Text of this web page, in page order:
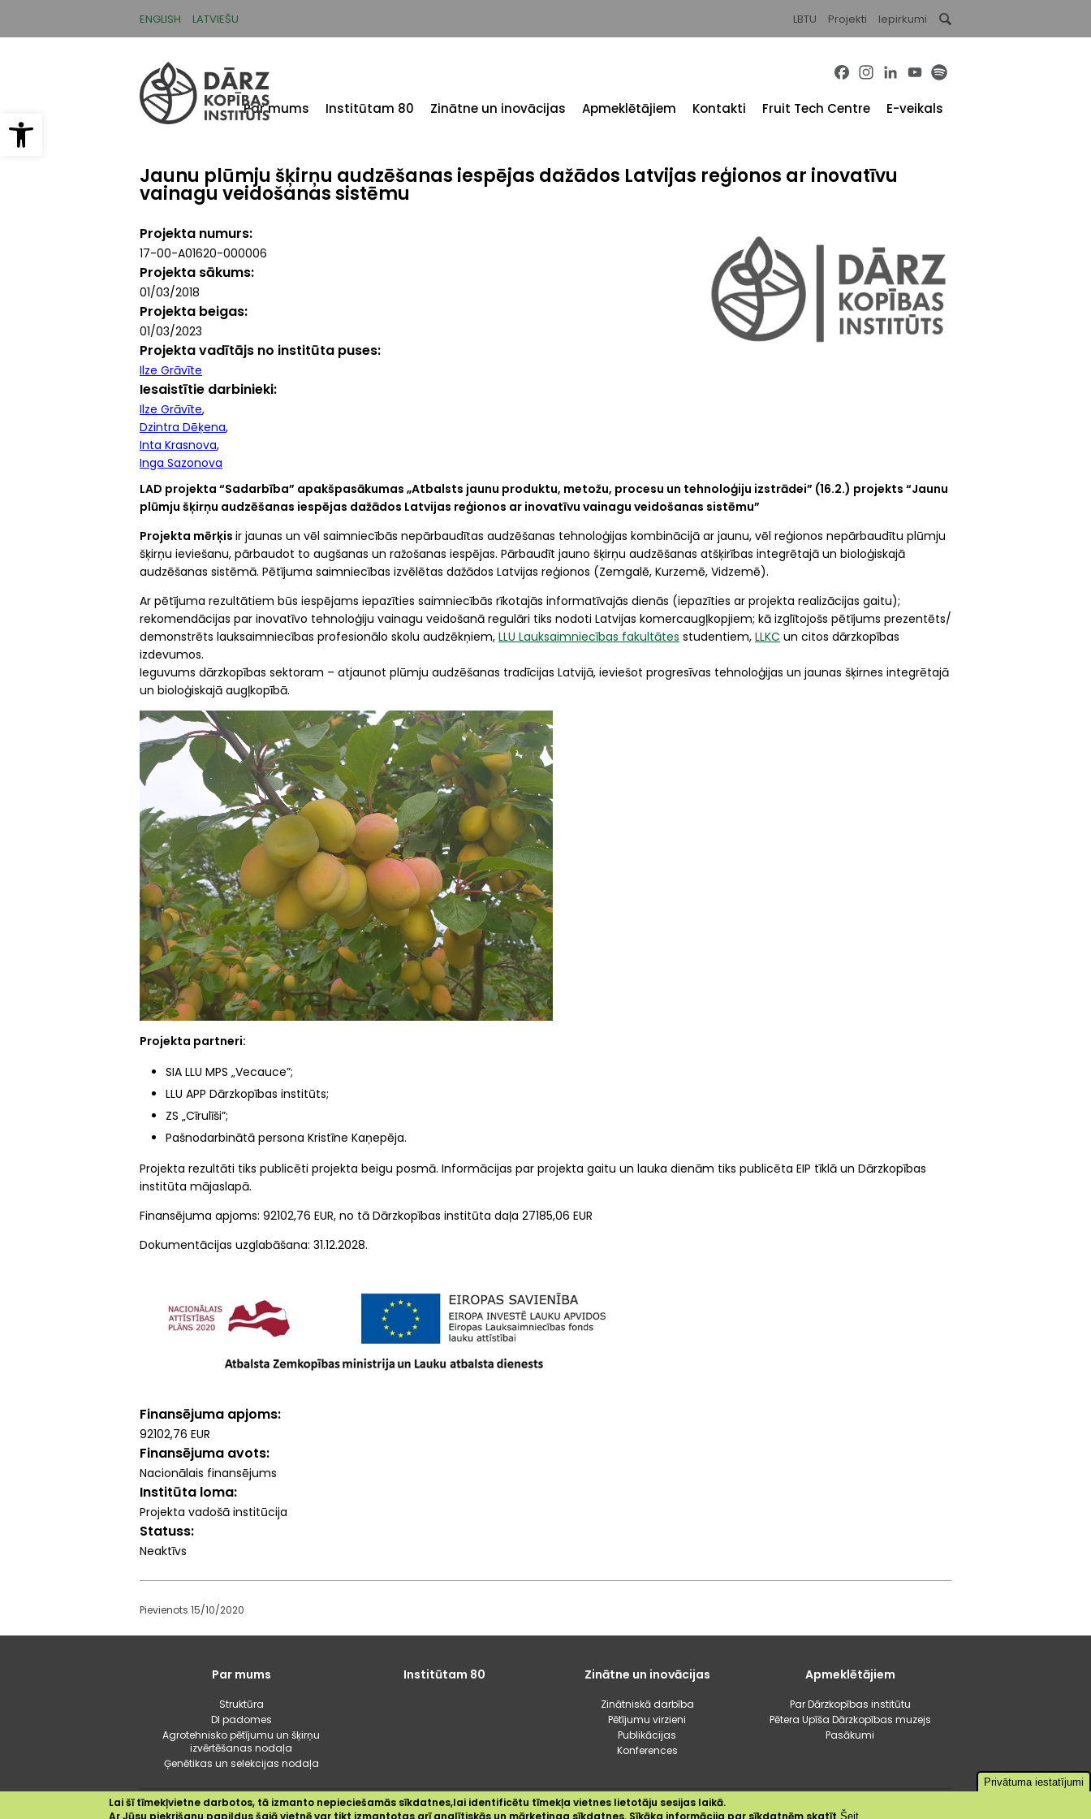
Open toolbar
ENGLISH LATVIEŠU LBTU Projekti Iepirkumi
Facebook
Instagram
LinkedInYouTube
Par mums Institūtam 80 Zinātne un inovācijas Apmeklētājiem Kontakti Fruit Tech Centre E-veikals
Jaunu plūmju šķirņu audzēšanas iespējas dažādos Latvijas reģionos ar inovatīvu
vainagu veidošanas sistēmu
Projekta numurs
17-00-A01620-000006
Projekta sākums
01/03/2018
Projekta beigas
01/03/2023
Projekta vadītājs no institūta puses
Ilze Grāvīte
Iesaistītie darbinieki
Ilze Grāvīte
Dzintra Dēķena
Inta Krasnova
Inga Sazonova
LAD projekta “Sadarbība” apakšpasākumas „Atbalsts jaunu produktu, metožu, procesu un tehnoloģiju izstrādei” (16.2.) projekts “Jaunu
plūmju šķirņu audzēšanas iespējas dažādos Latvijas reģionos ar inovatīvu vainagu veidošanas sistēmu”
Projekta mērķis ir jaunas un vēl saimniecībās nepārbaudītas audzēšanas tehnoloģijas kombinācijā ar jaunu, vēl reģionos nepārbaudītu plūmju
šķirņu ieviešanu, pārbaudot to augšanas un ražošanas iespējas. Pārbaudīt jauno šķirņu audzēšanas atšķirības integrētajā un bioloģiskajā
audzēšanas sistēmā. Pētījuma saimniecības izvēlētas dažādos Latvijas reģionos (Zemgalē, Kurzemē, Vidzemē).
Ar pētījuma rezultātiem būs iespējams iepazīties saimniecībās rīkotajās informatīvajās dienās (iepazīties ar projekta realizācijas gaitu);
rekomendācijas par inovatīvo tehnoloģiju vainagu veidošanā regulāri tiks nodoti Latvijas komercaugļkopjiem; kā izglītojošs pētījums prezentēts/
demonstrēts lauksaimniecības profesionālo skolu audzēkņiem, LLU Lauksaimniecības fakultātes studentiem, LLKC un citos dārzkopības
izdevumos.
Ieguvums dārzkopības sektoram – atjaunot plūmju audzēšanas tradīcijas Latvijā, ieviešot progresīvas tehnoloģijas un jaunas šķirnes integrētajā
un bioloģiskajā augļkopībā.
Projekta partneri:
SIA LLU MPS „Vecauce”;
LLU APP Dārzkopības institūts;
ZS „Cīrulīši”;
Pašnodarbinātā persona Kristīne Kaņepēja.
Projekta rezultāti tiks publicēti projekta beigu posmā. Informācijas par projekta gaitu un lauka dienām tiks publicēta EIP tīklā un Dārzkopības
institūta mājaslapā.
Finansējuma apjoms: 92102,76 EUR, no tā Dārzkopības institūta daļa 27185,06 EUR
Dokumentācijas uzglabāšana: 31.12.2028.
Finansējuma apjoms
92102,76 EUR
Finansējuma avots
Nacionālais finansējums
Institūta loma
Projekta vadošā institūcija
Statuss
Neaktīvs
Pievienots 15/10/2020
Par mums
Struktūra
DI padomes
Agrotehnisko pētījumu un šķirņu
izvērtēšanas nodaļa
Ģenētikas un selekcijas nodaļa
Institūtam 80 Zinātne un inovācijas
Zinātniskā darbība
Pētījumu virzieni
Publikācijas
Konferences
Apmeklētājiem
Par Dārzkopības institūtu
Pētera Upīša Dārzkopības muzejs
Pasākumi
2024 © Dārzkopības institūts
Privātuma iestatījumi
Lai šī tīmekļvietne darbotos, tā izmanto nepieciešamās sīkdatnes,lai identificētu tīmekļa vietnes lietotāju sesijas laikā.
Ar Jūsu piekrišanu papildus šajā vietnē var tikt izmantotas arī analītiskās un mārketinga sīkdatnes. Sīkāka informācija par sīkdatnēm skatīt Šeit